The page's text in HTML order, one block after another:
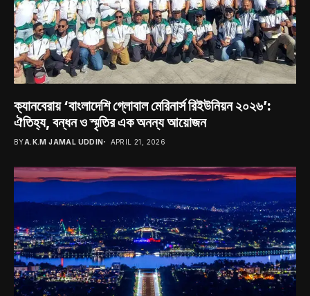
ক্যানবেরায় ‘বাংলাদেশি গ্লোবাল মেরিনার্স রিইউনিয়ন ২০২৬’:
ঐতিহ্য, বন্ধন ও স্মৃতির এক অনন্য আয়োজন
BYA.K.M JAMAL UDDIN APRIL 21, 2026